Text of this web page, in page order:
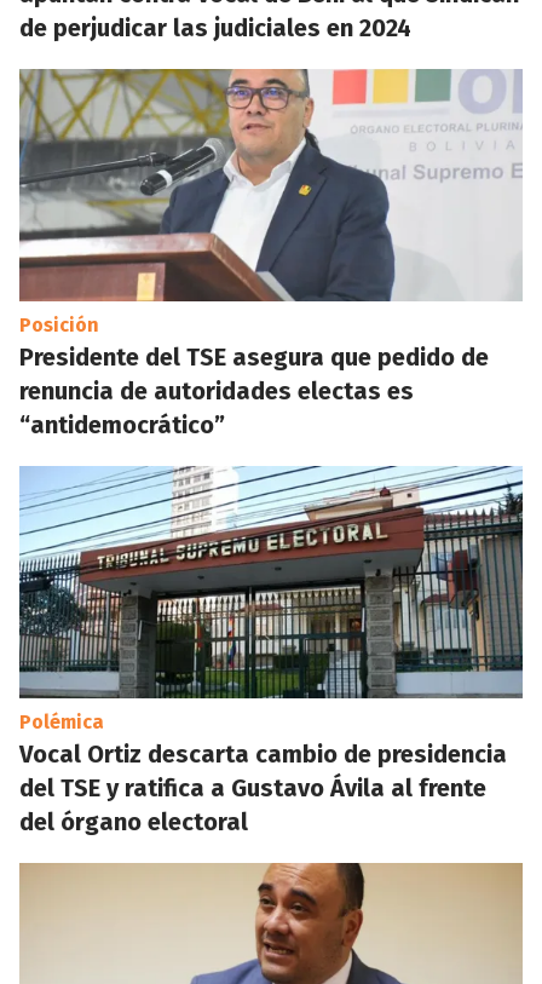
de perjudicar las judiciales en 2024
Posición
Presidente del TSE asegura que pedido de
renuncia de autoridades electas es
“antidemocrático”
Polémica
Vocal Ortiz descarta cambio de presidencia
del TSE y ratifica a Gustavo Ávila al frente
del órgano electoral